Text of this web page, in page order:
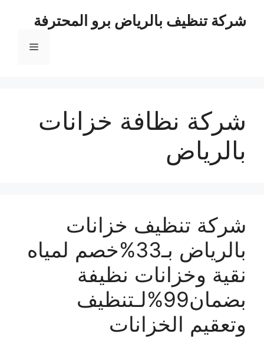
شركة تنظيف بالرياض برو المحترفة
القائمة
شركة نظافة خزانات
بالرياض
شركة تنظيف خزانات
بالرياض بـ33%خصم لمياه
نقية وخزانات نظيفة
بضمان99%لـتنظيف
وتعقيم الخزانات